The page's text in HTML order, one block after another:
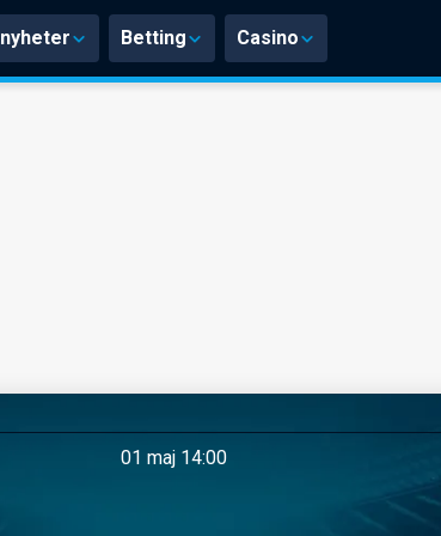
Betting Casino
01 maj 14:00